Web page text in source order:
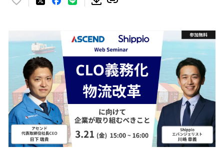
い
を
読
み
込
み
中
で
す